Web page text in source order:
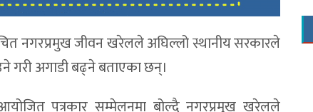
नगरप्रमुख जीवन खरेलले अघिल्लो स्थानीय सरकारले
गरी अगाडी बढ्ने बताएका छन्।
पत्रकार सम्मेलनमा बोल्दै नगरप्रमुख खरेलले